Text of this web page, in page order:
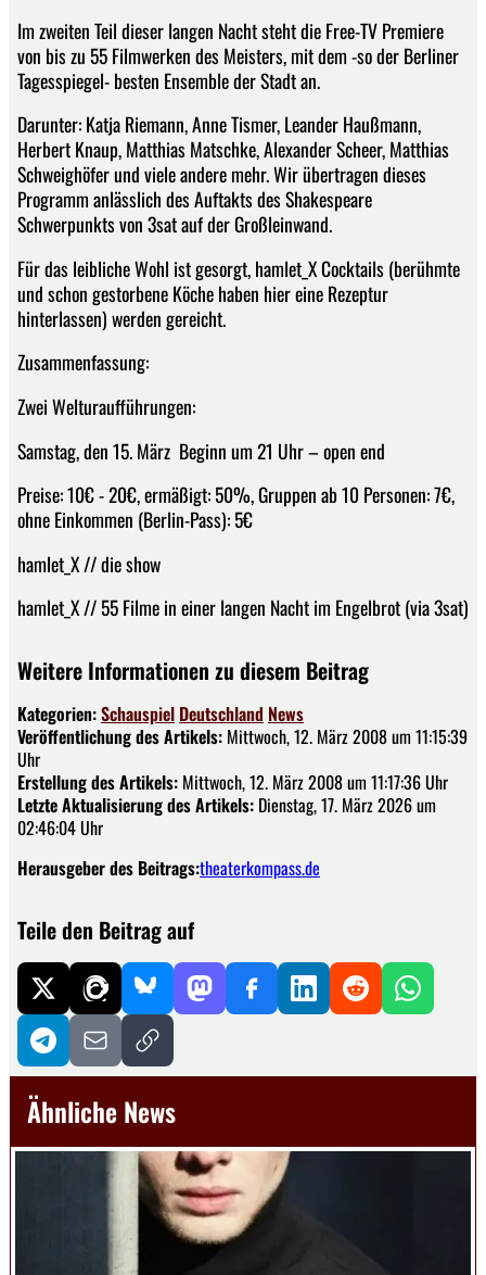
Im zweiten Teil dieser langen Nacht steht die Free-TV Premiere
von bis zu 55 Filmwerken des Meisters, mit dem -so der Berliner
Tagesspiegel- besten Ensemble der Stadt an.
Darunter: Katja Riemann, Anne Tismer, Leander Haußmann,
Herbert Knaup, Matthias Matschke, Alexander Scheer, Matthias
Schweighöfer und viele andere mehr. Wir übertragen dieses
Programm anlässlich des Auftakts des Shakespeare
Schwerpunkts von 3sat auf der Großleinwand.
Für das leibliche Wohl ist gesorgt, hamlet_X Cocktails (berühmte
und schon gestorbene Köche haben hier eine Rezeptur
hinterlassen) werden gereicht.
Zusammenfassung:
Zwei Welturaufführungen:
Samstag, den 15. März  Beginn um 21 Uhr – open end
Preise: 10€ - 20€, ermäßigt: 50%, Gruppen ab 10 Personen: 7€,
ohne Einkommen (Berlin-Pass): 5€
hamlet_X // die show
hamlet_X // 55 Filme in einer langen Nacht im Engelbrot (via 3sat)
Weitere Informationen zu diesem Beitrag
Kategorien:Schauspiel Deutschland News
Veröffentlichung des Artikels: Mittwoch, 12. März 2008 um 11:15:39
Uhr
Erstellung des Artikels: Mittwoch, 12. März 2008 um 11:17:36 Uhr
Letzte Aktualisierung des Artikels: Dienstag, 17. März 2026 um
02:46:04 Uhr
Herausgeber des Beitrags:theaterkompass.de
Teile den Beitrag auf
Ähnliche News